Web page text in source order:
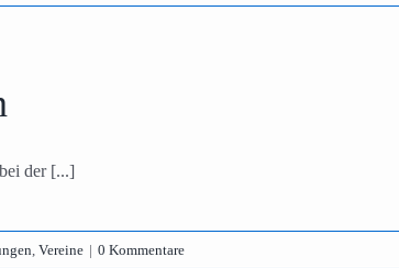
der [...]
, Vereine | 0 Kommentare